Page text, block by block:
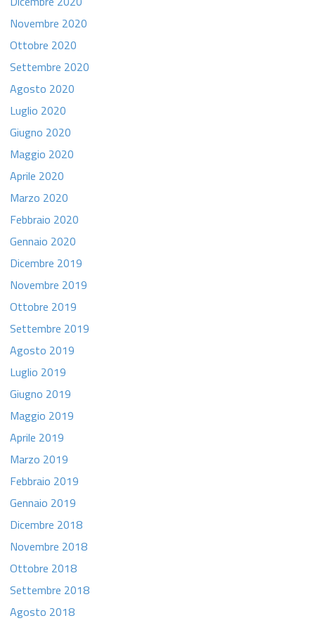
Novembre 2020
Ottobre 2020
Settembre 2020
Agosto 2020
Luglio 2020
Giugno 2020
Maggio 2020
Aprile 2020
Marzo 2020
Febbraio 2020
Gennaio 2020
Dicembre 2019
Novembre 2019
Ottobre 2019
Settembre 2019
Agosto 2019
Luglio 2019
Giugno 2019
Maggio 2019
Aprile 2019
Marzo 2019
Febbraio 2019
Gennaio 2019
Dicembre 2018
Novembre 2018
Ottobre 2018
Settembre 2018
Agosto 2018